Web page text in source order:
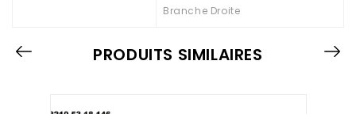
Branche Droite
PRODUITS SIMILAIRES